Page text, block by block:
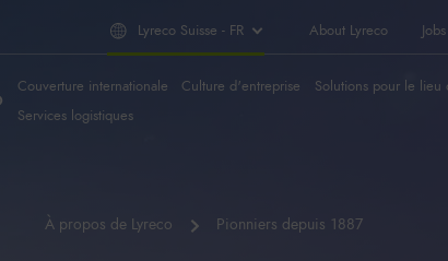
Lyreco Suisse - FR About Lyreco Jobs
Couverture internationale Culture d'entreprise Solutions pour le lieu
Services logistiques
À propos de Lyreco Pionniers depuis 1887